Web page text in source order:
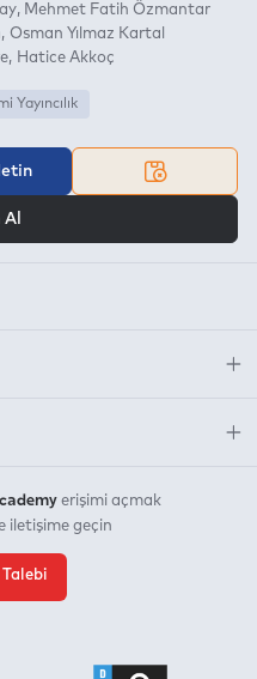
Mehmet Fatih Özmantar
Osman Yılmaz Kartal
Hatice Akkoç
Yayıncılık
Al
erişimi açmak
iletişime geçin